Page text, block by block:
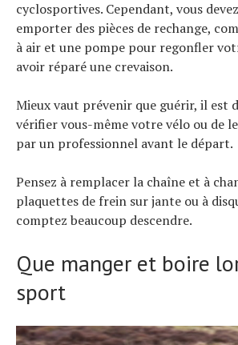
cyclosportives. Cependant, vous
emporter des pièces de rechange,
à air et une pompe pour regonfler
avoir réparé une crevaison.
Mieux vaut prévenir que guérir, il est
vérifier vous-même votre vélo ou de
par un professionnel avant le départ.
Pensez à remplacer la chaîne et à
plaquettes de frein sur jante ou à
comptez beaucoup descendre.
Que manger et boire
sport